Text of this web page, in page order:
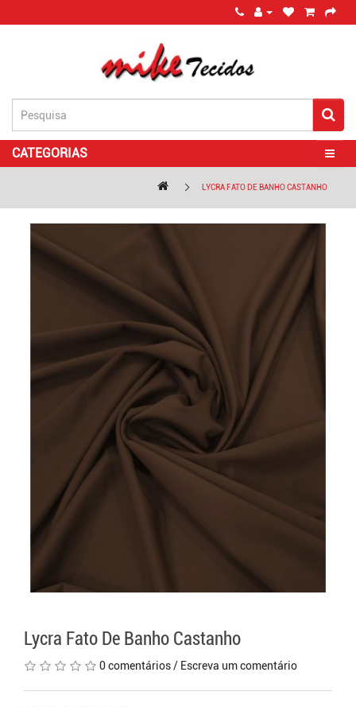
CATEGORIAS
LYCRA FATO DE BANHO CASTANHO
Lycra Fato De Banho Castanho
0 comentários/ Escreva um comentário